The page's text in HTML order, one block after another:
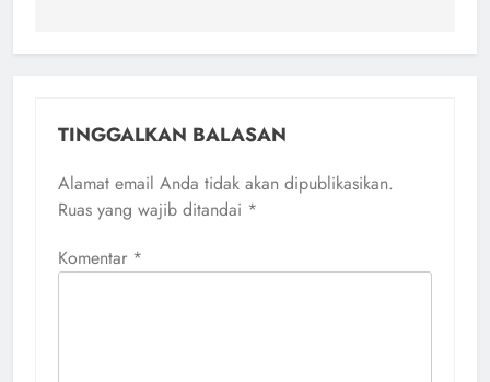
TINGGALKAN BALASAN
Alamat email Anda tidak akan dipublikasikan.
Ruas yang wajib ditandai *
Komentar *